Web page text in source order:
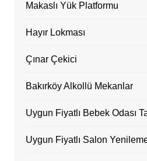
Makaslı Yük Platformu
Hayır Lokması
Çınar Çekici
Bakırköy Alkollü Mekanlar
Uygun Fiyatlı Bebek Odası
Uygun Fiyatlı Salon